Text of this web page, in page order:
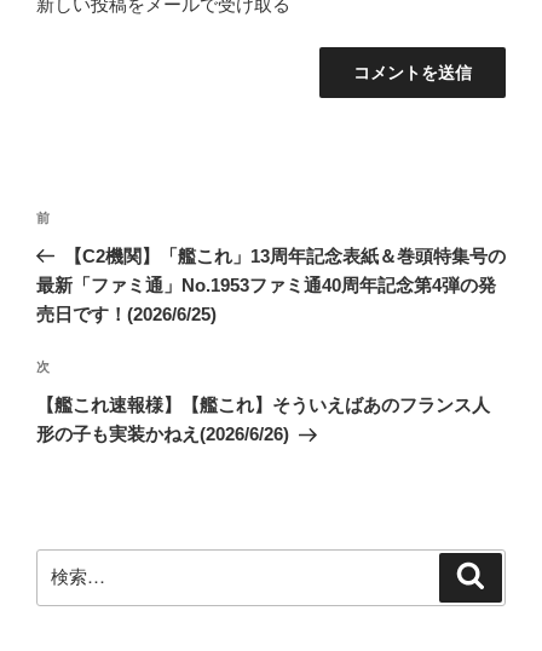
新しい投稿をメールで受け取る
投
ナ
ビ
ー
シ
ョ
前
の
投
稿
前
【C2機関】「艦これ」13周年記念表紙＆巻頭特集号の
最新「ファミ通」No.1953ファミ通40周年記念第4弾の発
売日です！(2026/6/25)
次
の
投
次
【艦これ速報様】【艦これ】そういえばあのフランス人
形の子も実装かねえ(2026/6/26)
索: